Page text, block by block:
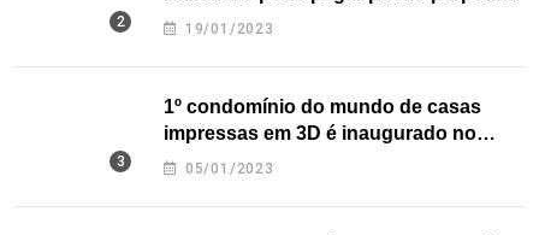
nos EUA
19/01/2023
1º condomínio do mundo de casas
impressas em 3D é inaugurado no
Texas
05/01/2023